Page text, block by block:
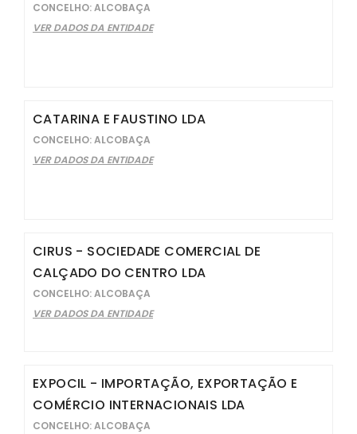
CONCELHO: ALCOBAÇA
VER DADOS DA ENTIDADE
CATARINA E FAUSTINO LDA
CONCELHO: ALCOBAÇA
VER DADOS DA ENTIDADE
CIRUS - SOCIEDADE COMERCIAL DE
CALÇADO DO CENTRO LDA
CONCELHO: ALCOBAÇA
VER DADOS DA ENTIDADE
EXPOCIL - IMPORTAÇÃO, EXPORTAÇÃO E
COMÉRCIO INTERNACIONAIS LDA
CONCELHO: ALCOBAÇA